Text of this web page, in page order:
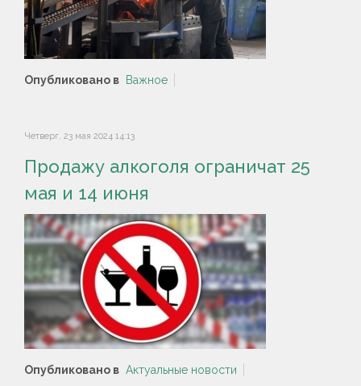
Опубликовано в Важное
Четверг, 23 мая 2024 14:13
Продажу алкоголя ограничат 25
мая и 14 июня
Опубликовано в Актуальные новости